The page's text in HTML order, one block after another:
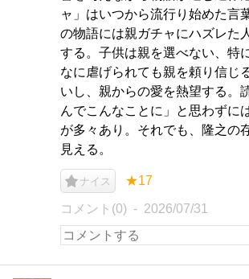
ャ」はいつから流行り始めた言
の物語には親ガチャにハズレた
する。子供は親を選べない、特
なに虐げられても親を頼り信じ
いし、親からの愛を熱望する。
んでこんなことに」と思わずに
が多々あり。それでも、隆之の
見える。
ナイス ★17
コメント(0) 2026/07/31